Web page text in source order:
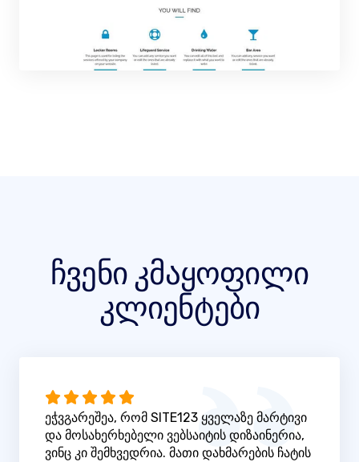
ჩვენი კმაყოფილი
კლიენტები
ეჭვგარეშეა, რომ SITE123 ყველაზე მარტივი
და მოსახერხებელი ვებსაიტის დიზაინერია,
ვინც კი შემხვედრია. მათი დახმარების ჩატის